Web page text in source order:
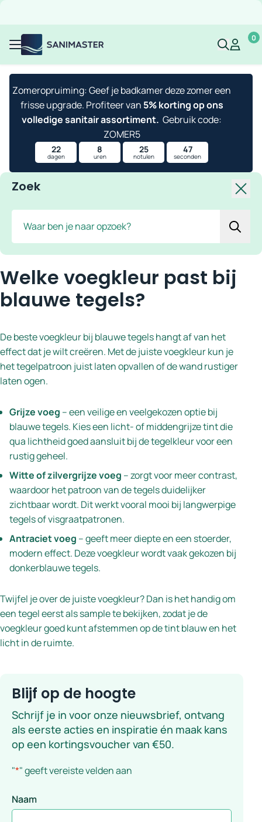
MenuSanimaster MijnMijn
0
Zomeropruiming: Geef je badkamer deze zomer een
frisse upgrade. Profiteer van 5% korting op ons
volledige sanitair assortiment. Gebruik code:
ZOMER5
22
dagen
8
uren
25
notulen
47
seconden
Zoek
Welke voegkleur past bij
blauwe tegels?
De beste voegkleur bij blauwe tegels hangt af van het
effect dat je wilt creëren. Met de juiste voegkleur kun je
het tegelpatroon juist laten opvallen of de wand rustiger
laten ogen.
Grijze voeg – een veilige en veelgekozen optie bij
blauwe tegels. Kies een licht- of middengrijze tint die
qua lichtheid goed aansluit bij de tegelkleur voor een
rustig geheel.
Witte of zilvergrijze voeg – zorgt voor meer contrast,
waardoor het patroon van de tegels duidelijker
zichtbaar wordt. Dit werkt vooral mooi bij langwerpige
tegels of visgraatpatronen.
Antraciet voeg – geeft meer diepte en een stoerder,
modern effect. Deze voegkleur wordt vaak gekozen bij
donkerblauwe tegels.
Twijfel je over de juiste voegkleur? Dan is het handig om
een tegel eerst als sample te bekijken, zodat je de
voegkleur goed kunt afstemmen op de tint blauw en het
licht in de ruimte.
Blijf op de hoogte
Schrijf je in voor onze nieuwsbrief, ontvang
als eerste acties en inspiratie én maak kans
op een kortingsvoucher van €50.
"*" geeft vereiste velden aan
Naam